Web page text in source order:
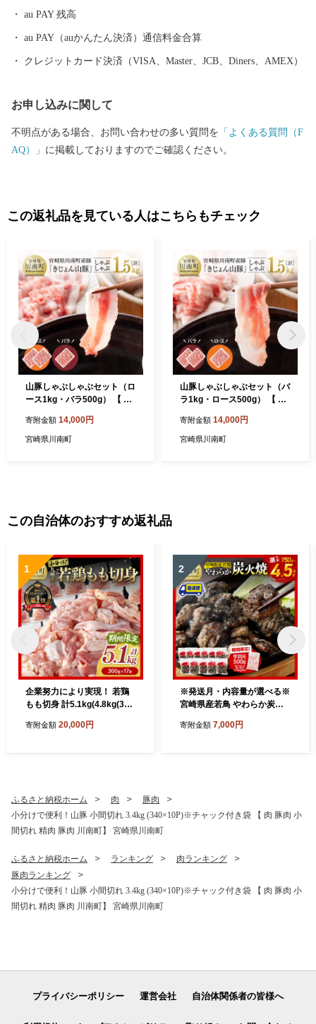
au PAY 残高
au PAY（auかんたん決済）通信料金合算
クレジットカード決済（VISA、Master、JCB、Diners、AMEX）
お申し込みに関して
不明点がある場合、お問い合わせの多い質問を 「よくある質問（F
AQ）」 に掲載しておりますのでご確認ください。
この返礼品を見ている人はこちらもチェック
山豚しゃぶしゃぶセット（ロ
ース1kg・バラ500g） 【 肉
寄附金額 14,000円
宮崎県川南町
山豚しゃぶしゃぶセット（バ
ラ1kg・ロース500g） 【 肉
寄附金額 14,000円
宮崎県川南町
この自治体のおすすめ返礼品
1
企業努力により実現！ 若鶏
もも切身 計5.1kg(4.8kg(300
産 鶏肉 肉 とり もも肉 モモ
寄附金額 20,000円
2
※発送月・内容量が選べる※
宮崎県産若鳥 やわらか炭火
み手羽元500gあり・なしが
寄附金額 7,000円
ふるさと納税ホーム 肉
豚肉
小分けで便利！山豚 小間切れ 3.4kg (340×10P)※チャック付き袋 【 肉 豚肉 小
間切れ 精肉 豚肉 川南町】 宮崎県川南町
ふるさと納税ホーム ランキング
肉ランキング
豚肉ランキング
小分けで便利！山豚 小間切れ 3.4kg (340×10P)※チャック付き袋 【 肉 豚肉 小
間切れ 精肉 豚肉 川南町】 宮崎県川南町
プライバシーポリシー 運営会社 自治体関係者の皆様へ